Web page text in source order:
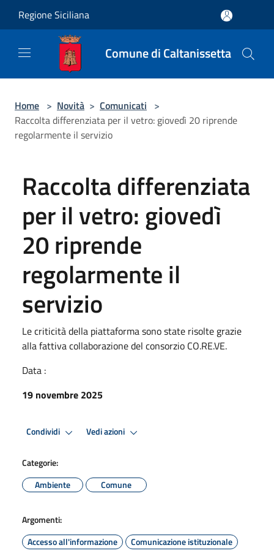
Regione Siciliana
Comune di Caltanissetta
Home > Novità > Comunicati >
Raccolta differenziata per il vetro: giovedì 20 riprende
regolarmente il servizio
Raccolta differenziata
per il vetro: giovedì
20 riprende
regolarmente il
servizio
Le criticità della piattaforma sono state risolte grazie
alla fattiva collaborazione del consorzio CO.RE.VE.
Data :
19 novembre 2025
Condividi Vedi azioni
Categorie:
Ambiente
Comune
Argomenti:
Accesso all'informazione
Comunicazione istituzionale